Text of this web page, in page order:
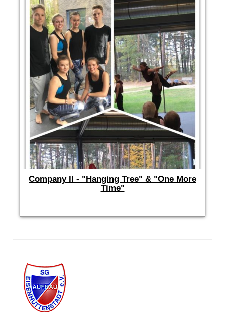
Company II - "Hanging Tree" & "One More
Time"